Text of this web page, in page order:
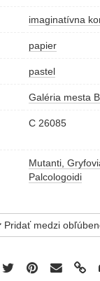
imaginatívna
papier
pastel
Galéria mesta
C 26085
Mutanti,
Palcologoidi
Pridať medzi